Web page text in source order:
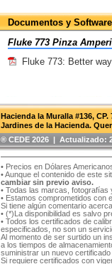
Documentos y Software
Fluke 773 Pinza
Fluke 773: Better
Hacienda la Muralla #136, CP.
Jardines de la Hacienda.
®️ CEDE 2026 | Actualizado:
• Precios en Dólares
• Aunque el contenido de este
cambiar sin previo aviso.
• Todas las marcas,
• Estamos comprometidos con
Si tiene algún comentario
• (*)La disponibilidad es salvo
• Todos los certificados de
especificados, no son un
Al momento de ser surtido un
a los tiempos de
suministrar un nuevo
Si requiere certificados con